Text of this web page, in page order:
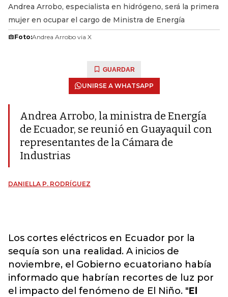
Andrea Arrobo, especialista en hidrógeno, será la primera
mujer en ocupar el cargo de Ministra de Energía
Foto:Andrea Arrobo via X
GUARDAR
UNIRSE A WHATSAPP
Andrea Arrobo, la ministra de Energía
de Ecuador, se reunió en Guayaquil con
representantes de la Cámara de
Industrias
DANIELLA P. RODRÍGUEZ
Los cortes eléctricos en Ecuador por la
sequía son una realidad. A inicios de
noviembre, el Gobierno ecuatoriano había
informado que habrían recortes de luz por
el impacto del fenómeno de El Niño. "El